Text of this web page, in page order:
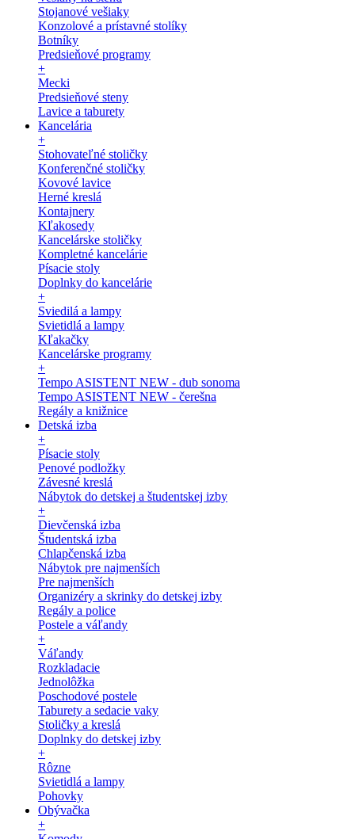
Stojanové vešiaky
Konzolové a prístavné stolíky
Botníky
Predsieňové programy
+
Mecki
Predsieňové steny
Lavice a taburety
Kancelária
+
Stohovateľné stoličky
Konferenčné stoličky
Kovové lavice
Herné kreslá
Kontajnery
Kľakosedy
Kancelárske stoličky
Kompletné kancelárie
Písacie stoly
Doplnky do kancelárie
+
Sviedilá a lampy
Svietidlá a lampy
Kľakačky
Kancelárske programy
+
Tempo ASISTENT NEW - dub sonoma
Tempo ASISTENT NEW - čerešna
Regály a knižnice
Detská izba
+
Písacie stoly
Penové podložky
Závesné kreslá
Nábytok do detskej a študentskej izby
+
Dievčenská izba
Študentská izba
Chlapčenská izba
Nábytok pre najmenších
Pre najmenších
Organizéry a skrinky do detskej izby
Regály a police
Postele a váľandy
+
Váľandy
Rozkladacie
Jednolôžka
Poschodové postele
Taburety a sedacie vaky
Stoličky a kreslá
Doplnky do detskej izby
+
Rôzne
Svietidlá a lampy
Pohovky
Obývačka
+